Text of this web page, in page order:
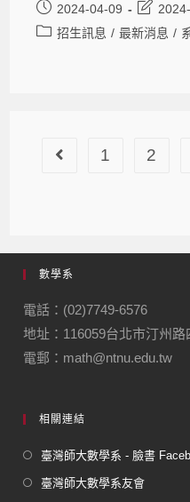
2024-04-09
招生訊息 / 最新消息 /
1 2
數學系
電話：(02)7749-6576
地址：116059台北市汀州路
電郵：math@ntnu.edu.tw
相關連結
臺灣師大數學系 - 臉書
臺灣師大數學系友會